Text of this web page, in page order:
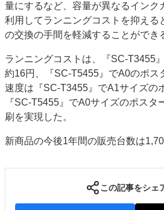
運営
会社案内
購読・購入申し込み
お問い合わせ
量にするなど、容量が異なるインク
利用してランニングコストを抑える
の交換の手間を軽減することができ
ランニングコストは、『SC-T3455
約16円、『SC-T5455』でA0のポス
速度は『SC-T3455』でA1サイズの
『SC-T5455』でA0サイズのポスタ
刷を実現した。
新商品の今後1年間の販売台数は
この記事をシェ